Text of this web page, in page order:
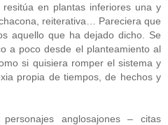
en plantas inferiores una y
reiterativa… Pareciera que
aquello que ha dejado dicho. Se
a poco desde el planteamiento al
si quisiera romper el sistema y
propia de tiempos, de hechos y
anglosajones – citas